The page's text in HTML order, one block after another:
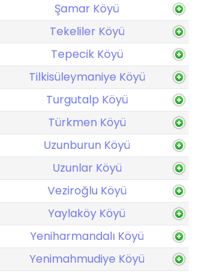
Şamar Köyü
Tekeliler Köyü
Tepecik Köyü
Tilkisüleymaniye Köyü
Turgutalp Köyü
Türkmen Köyü
Uzunburun Köyü
Uzunlar Köyü
Veziroğlu Köyü
Yaylaköy Köyü
Yeniharmandalı Köyü
Yenimahmudiye Köyü